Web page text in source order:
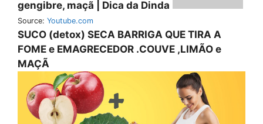
gengibre, maçã | Dica da Dinda
Source: Youtube.com
SUCO (detox) SECA BARRIGA QUE TIRA A
FOME e EMAGRECEDOR .COUVE ,LIMÃO e
MAÇÃ